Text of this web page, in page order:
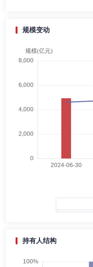
胡建军先生：独立董事
柯迪股份有限公司独立
陈巍 独立董事
虞俏依女士：学士。
规模变动
持有人结构